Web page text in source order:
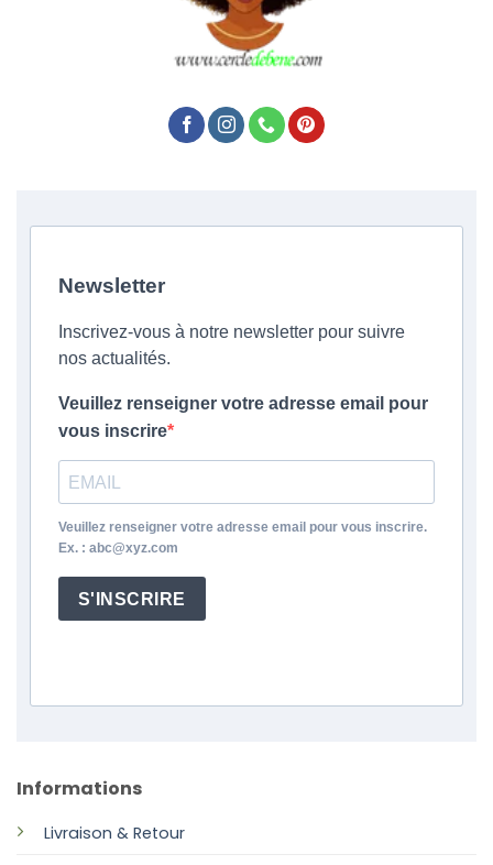
Informations
Livraison & Retour
Newsletter
Inscrivez-vous à notre newsletter pour suivre
nos actualités.
Veuillez renseigner votre adresse email pour
vous inscrire
Veuillez renseigner votre adresse email pour vous inscrire.
Ex. : abc@xyz.com
S'INSCRIRE